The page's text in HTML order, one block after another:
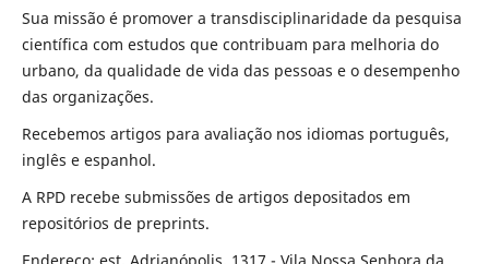
Sua missão é promover a transdisciplinaridade da pesquisa
científica com estudos que contribuam para melhoria do
urbano, da qualidade de vida das pessoas e o desempenho
das organizações.
Recebemos artigos para avaliação nos idiomas português,
inglês e espanhol.
A RPD recebe submissões de artigos depositados em
repositórios de preprints.